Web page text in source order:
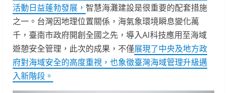
活動日益蓬勃發展， 智慧海灘建設是很重要的配套措施
之一。台灣因地理位置關係，海氣象環境瞬息變化萬
千，臺南市政府開創全國之先，導入AI科技應用至海域
遊憩安全管理，此次的成果，不僅展現了中央及地方政
府對海域安全的高度重視，也象徵臺灣海域管理升級邁
入新階段。